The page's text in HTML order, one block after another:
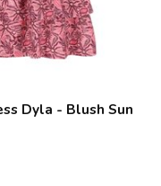
Dyla - Blush Sun